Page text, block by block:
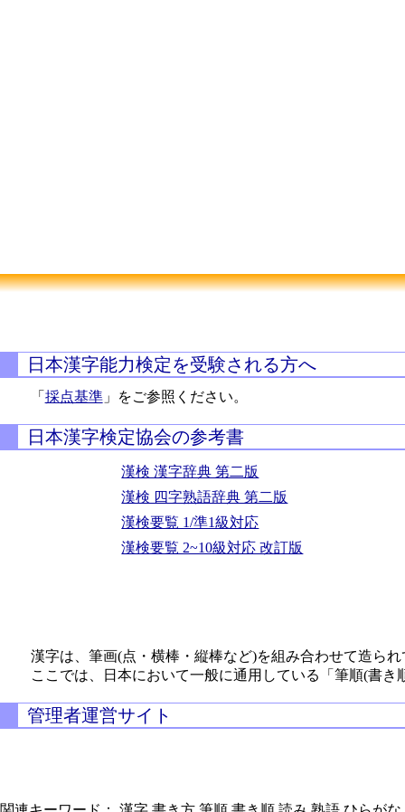
日本漢字能力検定を受験される方へ
「 採点基準」をご参照ください。
日本漢字検定協会の参考書
漢検 漢字辞典 第二版
漢検 四字熟語辞典 第二版
漢検要覧 1/準1級対応
漢検要覧 2~10級対応 改訂版
漢字は、筆画(点・横棒・縦棒など)を組み合わせて造ら
ここでは、日本において一般に通用している「筆順(書
管理者運営サイト